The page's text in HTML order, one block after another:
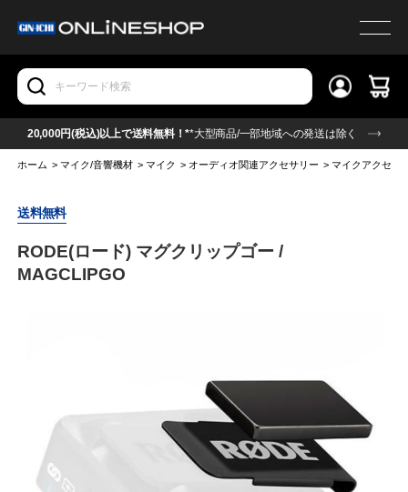
20,000円(税込)以上で送料無料！**大型商品/一部地域への発送は除く
ホーム >マイク/音響機材 >マイク > オーディオ関連アクセサリー >マイクアクセサ
送料無料
RODE(ロード) マグクリップゴー /
MAGCLIPGO